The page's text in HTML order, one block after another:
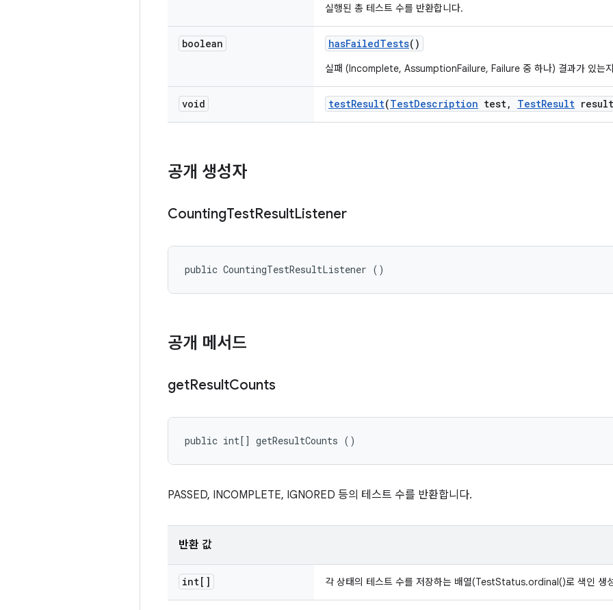
실행된 총 테스트 수를 반환합니다.
boolean hasFailedTests()
실패 (Incomplete, AssumptionFailure, Failure 중 하나) 결과가 있는
void testResult(TestDescription test, TestResult
공개 생성자
CountingTestResultListener
public CountingTestResultListener ()
공개 메서드
getResultCounts
public int[] getResultCounts ()
PASSED, INCOMPLETE, IGNORED 등의 테스트 수를 반환합니다.
반환 값
int[] 각 상태의 테스트 수를 저장하는 배열(TestStatus.ordinal()로 색인 생